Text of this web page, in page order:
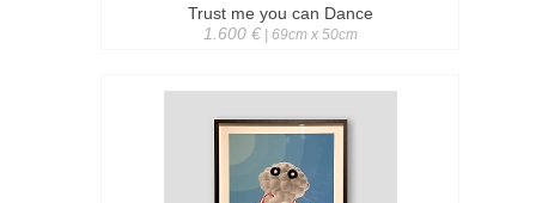
Trust me you can Dance
1.600 €| 69cm x 50cm